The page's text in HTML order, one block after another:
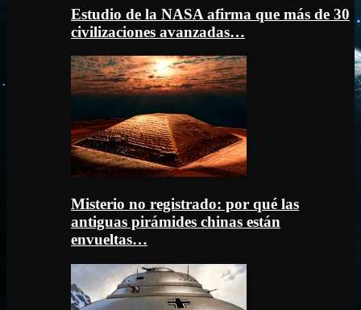
Estudio de la NASA afirma que más de 30
civilizaciones avanzadas…
Misterio no registrado: por qué las
antiguas pirámides chinas están
envueltas…